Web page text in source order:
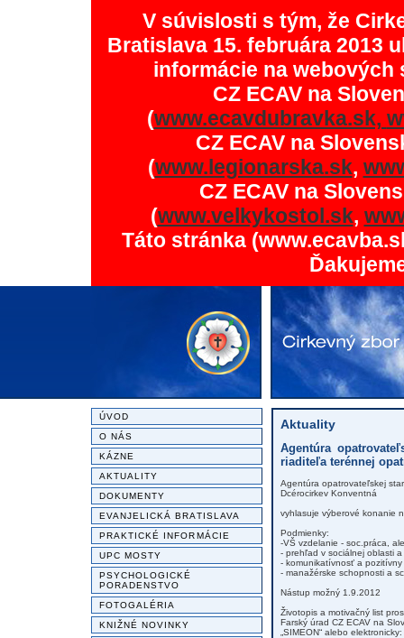
V súvislosti s tým, že
Bratislava 15. februára 2013
informácie na
CZ ECAV na
(www.ecavdubravka.sk,
CZ ECAV na
(www.legionarska.sk,
CZ ECAV na
(www.velkykostol.sk,
Táto stránka
ÚVOD
O NÁS
KÁZNE
AKTUALITY
DOKUMENTY
EVANJELICKÁ BRATISLAVA
PRAKTICKÉ INFORMÁCIE
UPC MOSTY
PSYCHOLOGICKÉ
PORADENSTVO
FOTOGALÉRIA
KNIŽNÉ NOVINKY
Aktuality
Agentúra
riaditeľa terénnej
Agentúra opatrovateľskej
Dcérocirkev Konventná
vyhlasuje výberové konanie
Podmienky:
-VŠ vzdelanie - soc.práca,
- prehľad v sociálnej oblasti
- komunikatívnosť a
- manažérske schopnosti a
Nástup možný 1.9.2012
Životopis a motivačný list
Farský úrad CZ ECAV na
„SIMEON“ alebo